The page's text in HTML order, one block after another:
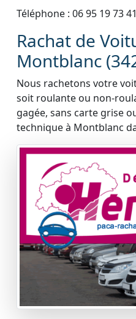
Téléphone : 06 95 19 73 41
Rachat de
Montblanc
Nous rachetons votre
soit roulante ou non-
gagée, sans carte grise
technique à Montblanc